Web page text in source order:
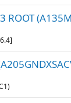
ROOT